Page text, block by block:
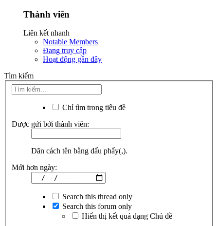
Thành viên
Liên kết nhanh
Notable Members
Đang truy cập
Hoạt động gần đây
Tìm kiếm
Chỉ tìm trong tiêu đề
Được gửi bởi thành viên:
Dãn cách tên bằng dấu phẩy(,).
Mới hơn ngày:
Search this thread only
Search this forum only
Hiển thị kết quả dạng Chủ đề